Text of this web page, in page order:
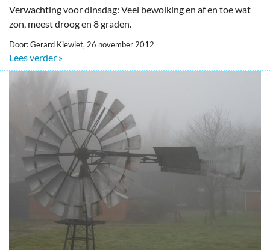
Verwachting voor dinsdag: Veel bewolking en af en toe wat
zon, meest droog en 8 graden.
Door: Gerard Kiewiet, 26 november 2012
Lees verder »